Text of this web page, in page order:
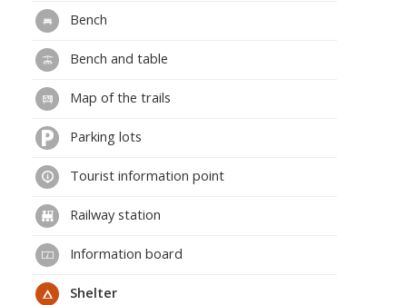
Bench
Bench and table
Map of the trails
Parking lots
Tourist information point
Railway station
Information board
Shelter